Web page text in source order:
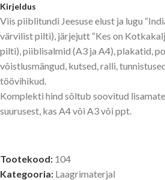
Kirjeldus
Viis piiblitundi Jeesuse elust ja lugu
värvilist pilti), järjejutt “Kes on
pilti), piiblisalmid (A3 ja A4), plakatid,
võistlusmängud, kutsed, ralli,
töövihikud.
Komplekti hind sõltub soovitud
suurusest, kas A4 või A3 või ppt.
Tootekood: 104
Kategooria: Laagrimaterjal